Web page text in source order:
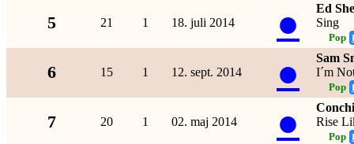
5 21 1 18. juli 2014 ●
Ed
Sing
Pop
6 15 1 12. sept. 2014 ●
Sam
I´m
Pop
7 20 1 02. maj 2014 ●
Rise
Pop